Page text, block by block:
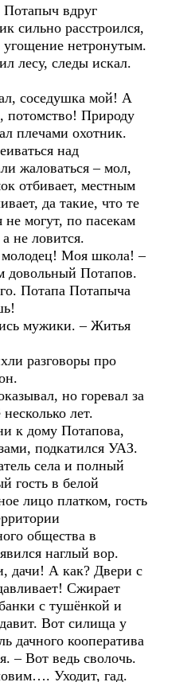
Потапыч вдруг
сильно расстроился,
угощение нетронутым.
лесу, следы искал.
соседушка мой! А
потомство! Природу
плечами охотник.
над
жаловаться – мол,
отбивает, местным
да такие, что те
не могут, по пасекам
не ловится.
Моя школа! –
довольный Потапов.
Потапа Потапыча
мужики. – Житья
разговоры про
но горевал за
лет.
к дому Потапова,
подкатился УАЗ.
села и полный
гость в белой
лицо платком, гость
общества в
наглый вор.
дачи! А как? Двери с
Сжирает
с тушёнкой и
Вот силища у
дачного кооператива
– Вот ведь сволочь.
Уходит, гад.